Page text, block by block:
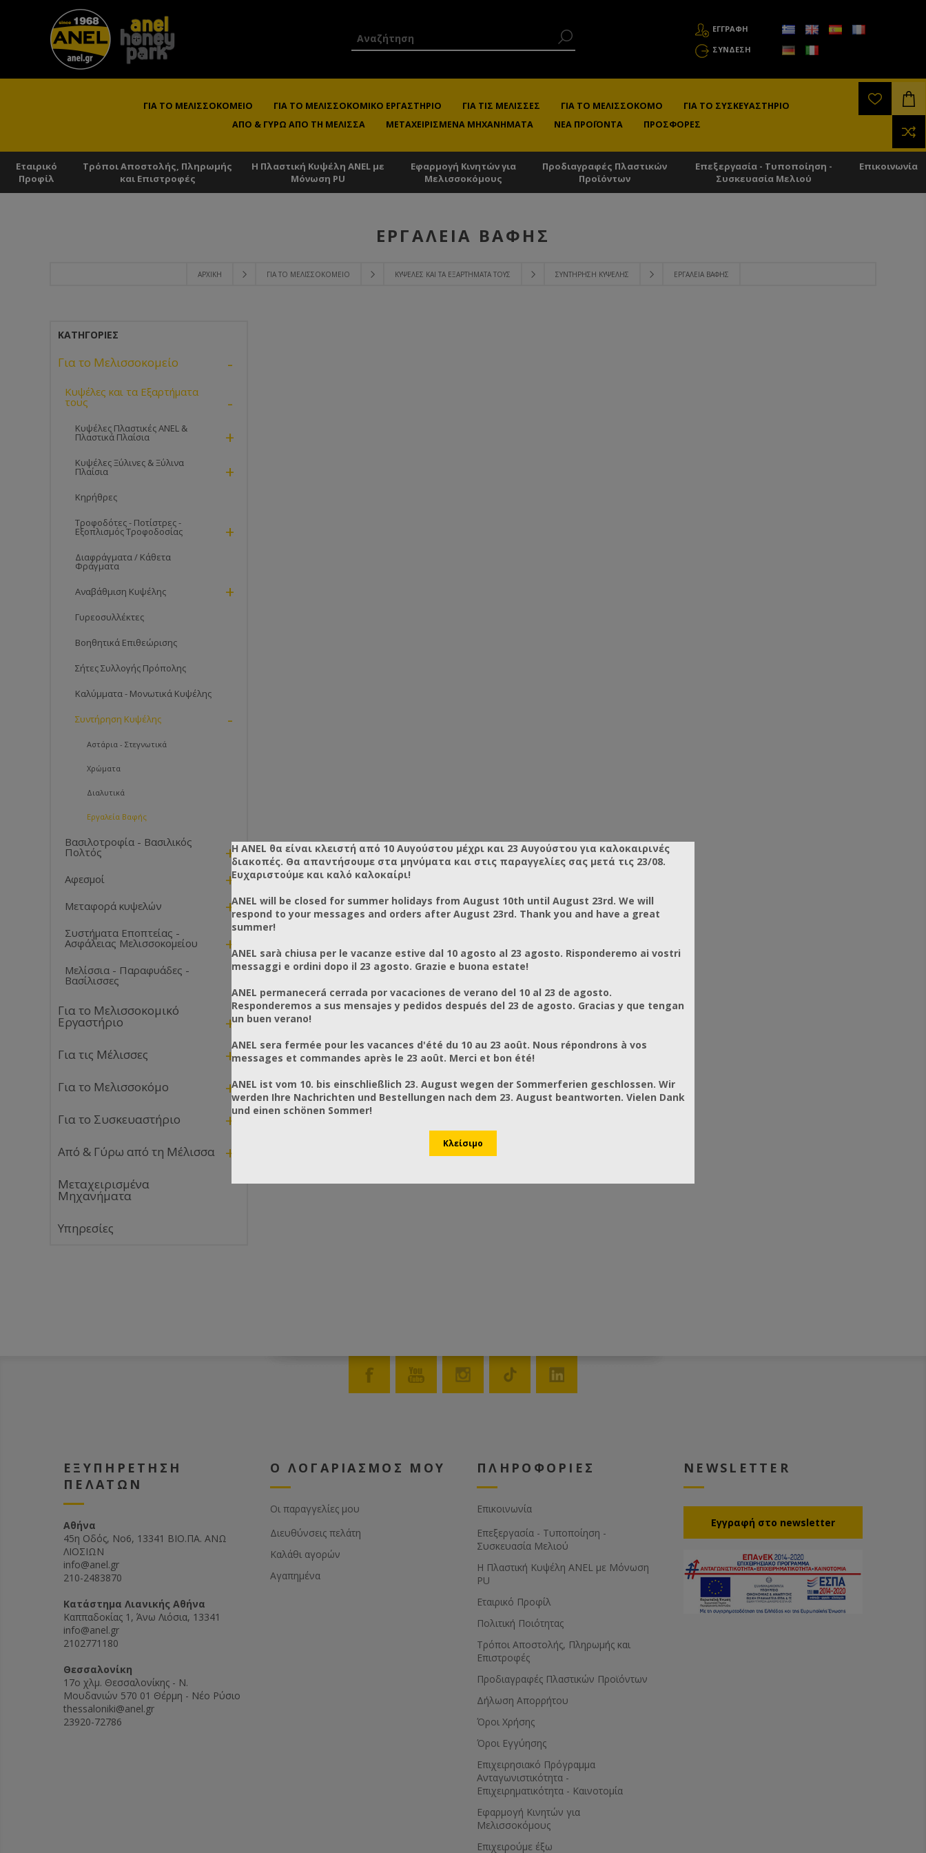
ΕΓΓΡΑΦΗ
ΣΎΝΔΕΣΗ
ΓΙΑ ΤΟ ΜΕΛΙΣΣΟΚΟΜΕΊΟ ΓΙΑ ΤΟ ΜΕΛΙΣΣΟΚΟΜΙΚΌ ΕΡΓΑΣΤΉΡΙΟ ΓΙΑ ΤΙΣ ΜΈΛΙΣΣΕΣ ΓΙΑ ΤΟ ΜΕΛΙΣΣΟΚΌΜΟ
ΓΙΑ ΤΟ ΣΥΣΚΕΥΑΣΤΉΡΙΟ
ΑΠΌ & ΓΎΡΩ ΑΠΌ ΤΗ ΜΈΛΙΣΣΑ
ΜΕΤΑΧΕΙΡΙΣΜΈΝΑ ΜΗΧΑΝΉΜΑΤΑ ΝΈΑ ΠΡΟΪΌΝΤΑ ΠΡΟΣΦΟΡΈΣ
Εταιρικό
Προφίλ
Τρόποι Αποστολής, Πληρωμής
και Επιστροφές
Η Πλαστική Κυψέλη ANEL με
Μόνωση PU
Εφαρμογή Κινητών για
Μελισσοκόμους
Προδιαγραφές Πλαστικών
Προϊόντων
Επεξεργασία - Τυποποίηση -
Συσκευασία Μελιού
Επικοινωνία
ΑΡΧΙΚΉ ΓΙΑ ΤΟ ΜΕΛΙΣΣΟΚΟΜΕΊΟ ΚΥΨΈΛΕΣ ΚΑΙ ΤΑ ΕΞΑΡΤΉΜΑΤΑ ΤΟΥΣ ΣΥΝΤΉΡΗΣΗ ΚΥΨΈΛΗΣ ΕΡΓΑΛΕΊΑ ΒΑΦΉΣ
ΕΡΓΑΛΕΊΑ ΒΑΦΉΣ
ΚΑΤΗΓΟΡΊΕΣ
Για το Μελισσοκομείο -
Κυψέλες και τα Εξαρτήματα
τους -
Κυψέλες Πλαστικές ANEL &
Πλαστικά Πλαίσια +
Κυψέλες Ξύλινες & Ξύλινα
Πλαίσια +
Κηρήθρες
Τροφοδότες - Ποτίστρες -
Εξοπλισμός Τροφοδοσίας +
Διαφράγματα / Κάθετα
Φράγματα
Αναβάθμιση Κυψέλης +
Γυρεοσυλλέκτες
Βοηθητικά Επιθεώρισης
Σήτες Συλλογής Πρόπολης
Καλύμματα - Μονωτικά Κυψέλης
Συντήρηση Κυψέλης -
Αστάρια - Στεγνωτικά
Χρώματα
Διαλυτικά
Εργαλεία Βαφής
Βασιλοτροφία - Βασιλικός
Πολτός +
Αφεσμοί +
Μεταφορά κυψελών +
Συστήματα Εποπτείας -
Ασφάλειας Μελισσοκομείου +
Μελίσσια - Παραφυάδες -
Βασίλισσες
Για το Μελισσοκομικό
Εργαστήριο +
Για τις Μέλισσες +
Για το Μελισσοκόμο +
Για το Συσκευαστήριο +
Από & Γύρω από τη Μέλισσα +
Μεταχειρισμένα
Μηχανήματα
Υπηρεσίες
ΕΞΥΠΗΡΕΤΗΣΗ
ΠΕΛΑΤΩΝ
Αθήνα
45η Οδός, Νο6, 13341 ΒΙΟ.ΠΑ. ΑΝΩ
ΛΙΟΣΙΩΝ
info@anel.gr
210-2483870
Kατάστημα Λιανικής Αθήνα
Καππαδοκίας 1, Άνω Λιόσια, 13341
info@anel.gr
2102771180
Θεσσαλονίκη
17ο χλμ. Θεσσαλονίκης - Ν.
Μουδανιών 570 01 Θέρμη - Νέο Ρύσιο
thessaloniki@anel.gr
23920-72786
Ο ΛΟΓΑΡΙΑΣΜΟΣ ΜΟΥ
Οι παραγγελίες μου
Διευθύνσεις πελάτη
Καλάθι αγορών
Αγαπημένα
ΠΛΗΡΟΦΟΡΙΕΣ
Επικοινωνία
Επεξεργασία - Τυποποίηση -
Συσκευασία Μελιού
Η Πλαστική Κυψέλη ANEL με Μόνωση
PU
Εταιρικό Προφίλ
Πολιτική Ποιότητας
Τρόποι Αποστολής, Πληρωμής και
Επιστροφές
Προδιαγραφές Πλαστικών Προϊόντων
Δήλωση Απορρήτου
Όροι Χρήσης
Όροι Εγγύησης
Eπιχειρησιακό Πρόγραμμα
Ανταγωνιστικότητα -
Επιχειρηματικότητα - Καινοτομία
Εφαρμογή Κινητών για
Μελισσοκόμους
Επιχειρούμε έξω
NEWSLETTER
Eγγραφή στο newsletter
Η ANEL θα είναι κλειστή από 10 Αυγούστου μέχρι και 23 Αυγούστου για καλοκαιρινές
διακοπές. Θα απαντήσουμε στα μηνύματα και στις παραγγελίες σας μετά τις 23/08.
Ευχαριστούμε και καλό καλοκαίρι!
ANEL will be closed for summer holidays from August 10th until August 23rd. We will
respond to your messages and orders after August 23rd. Thank you and have a great
summer!
ANEL sarà chiusa per le vacanze estive dal 10 agosto al 23 agosto. Risponderemo ai vostri
messaggi e ordini dopo il 23 agosto. Grazie e buona estate!
ANEL permanecerá cerrada por vacaciones de verano del 10 al 23 de agosto.
Responderemos a sus mensajes y pedidos después del 23 de agosto. Gracias y que tengan
un buen verano!
ANEL sera fermée pour les vacances d'été du 10 au 23 août. Nous répondrons à vos
messages et commandes après le 23 août. Merci et bon été!
ANEL ist vom 10. bis einschließlich 23. August wegen der Sommerferien geschlossen. Wir
werden Ihre Nachrichten und Bestellungen nach dem 23. August beantworten. Vielen Dank
und einen schönen Sommer!